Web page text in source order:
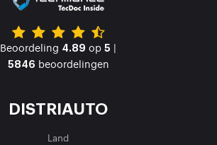
Beoordeling 4.89 op 5 |
5846 beoordelingen
DISTRIAUTO
Land